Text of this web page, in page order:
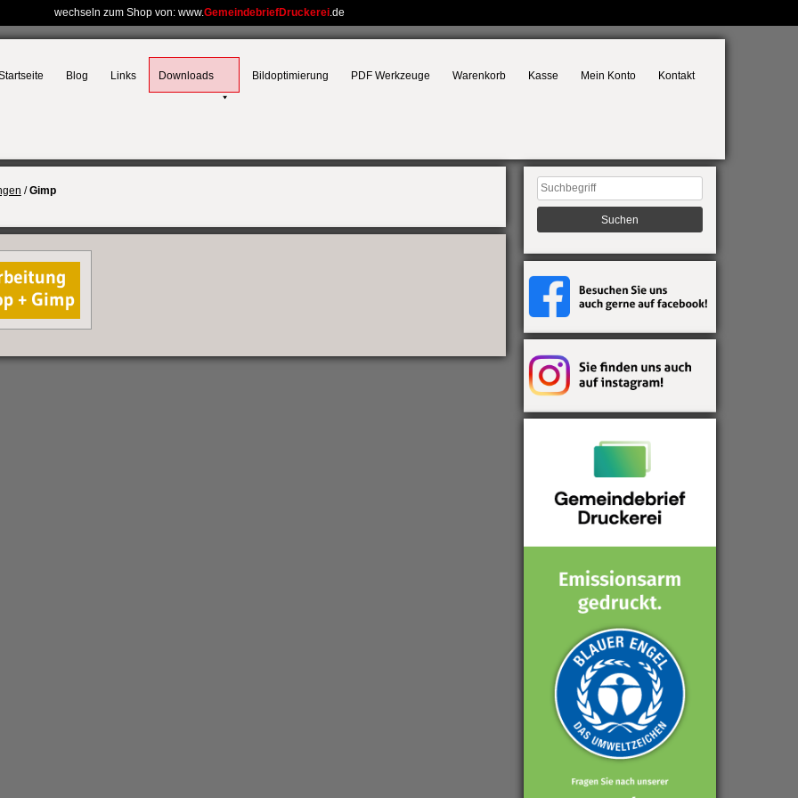
wechseln zum Shop von: www.GemeindebriefDruckerei.de
Blog Links Downloads Bildoptimierung PDF Werkzeuge Warenkorb Kasse Mein Konto Kontakt
/Gimp
Suchen
nach: